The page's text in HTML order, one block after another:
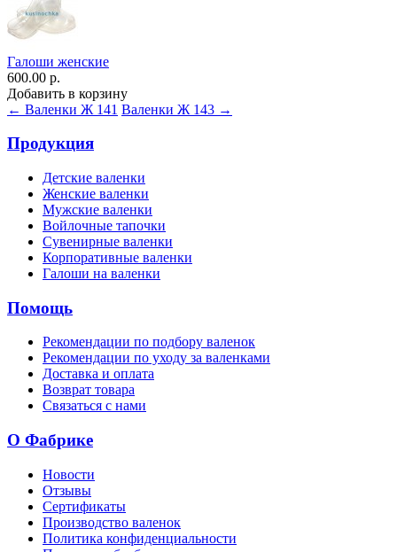
Галоши женские
600.00 р.
Добавить в корзину
← Валенки Ж 141 Валенки Ж 143 →
Продукция
Детские валенки
Женские валенки
Мужские валенки
Войлочные тапочки
Сувенирные валенки
Корпоративные валенки
Галоши на валенки
Помощь
Рекомендации по подбору валенок
Рекомендации по уходу за валенками
Доставка и оплата
Возврат товара
Связаться с нами
О Фабрике
Новости
Отзывы
Сертификаты
Производство валенок
Политика конфиденциальности